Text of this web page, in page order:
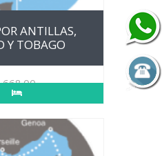
ANTILLAS,
Y TOBAGO
668.00